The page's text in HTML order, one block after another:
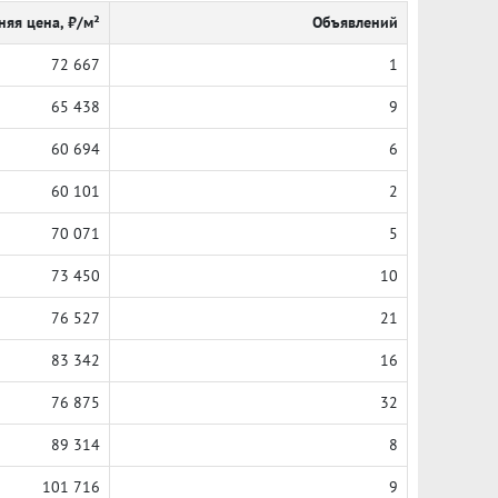
цена, ₽/м² Объявлений
72 667 1
65 438 9
60 694 6
60 101 2
70 071 5
73 450 10
76 527 21
83 342 16
76 875 32
89 314 8
101 716 9